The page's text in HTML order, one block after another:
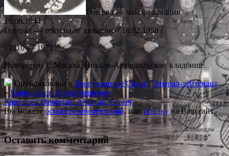
Генерал — майор авиации /
19.08.1944 /
Генерал — лейтенант авиации / 18.02.1958 /
/ 1910 — 1971 /
Похоронен г. Москва Николо-Архангельское кладбище.
Опубликовано в Вооруженные Силы:,Генерал-лейтенант
« Карпоносов Арон Гершевич
Карташев Валентин Александрович»
Вы можетеоставить комментарий, илиссылкуна Ваш сайт.
Оставить комментарий